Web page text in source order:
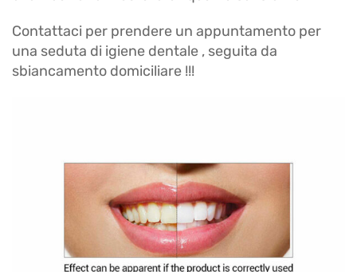
Contattaci per prendere un appuntamento per
una seduta di igiene dentale , seguita da
sbiancamento domiciliare !!!